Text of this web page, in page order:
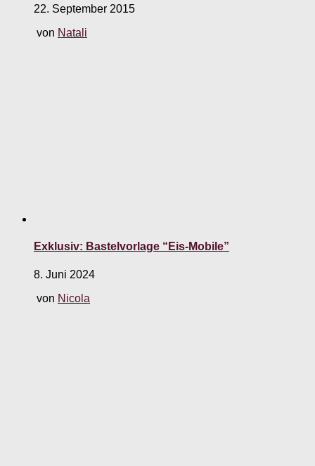
22. September 2015
von Natali
Exklusiv: Bastelvorlage “Eis-Mobile”
8. Juni 2024
von Nicola